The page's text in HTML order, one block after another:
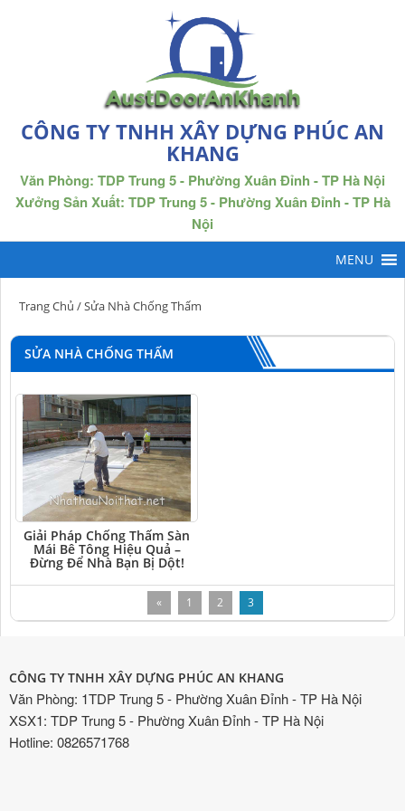
CÔNG TY TNHH XÂY DỰNG PHÚC AN
KHANG
Văn Phòng: TDP Trung 5 - Phường Xuân Đỉnh - TP Hà Nội
Xưởng Sản Xuất: TDP Trung 5 - Phường Xuân Đỉnh - TP Hà
Nội
Trang Chủ / Sửa Nhà Chống Thấm
SỬA NHÀ CHỐNG THẤM
Giải Pháp Chống Thấm Sàn
Mái Bê Tông Hiệu Quả –
Đừng Để Nhà Bạn Bị Dột!
« 1 2 3
CÔNG TY TNHH XÂY DỰNG PHÚC AN KHANG
Văn Phòng: 1TDP Trung 5 - Phường Xuân Đỉnh - TP Hà Nội
XSX1: TDP Trung 5 - Phường Xuân Đỉnh - TP Hà Nội
Hotline: 0826571768